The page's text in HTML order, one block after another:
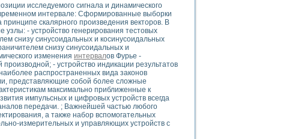
Instruments
систем управления электрооборудованием на электроподвижном составе
исследуемого сигнала и динамического
интервале: Сформированные выборки
скалярного произведения векторов. В
- устройство генерирования тестовых
снизу синусоидальных и косинусоидальных
снизу синусоидальных и
изменения интервалов Фурье -
- устройство индикации результатов
распространенных вида законов
представляющие собой более сложные
максимально приближенные к
импульсных и цифровых устройств всегда
передачи. ; Важнейшей частью любого
а также набор вспомогательных
измерительных и управляющих устройств с